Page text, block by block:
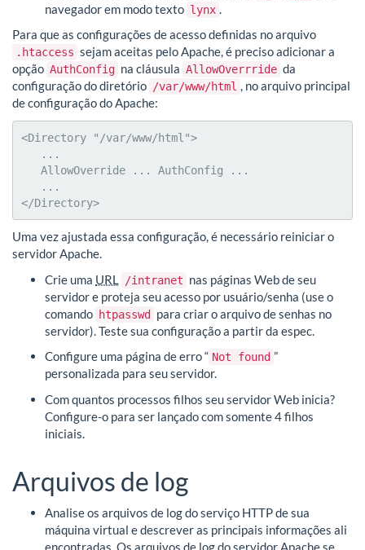
navegador em modo texto lynx .
Para que as configurações de acesso definidas no arquivo
.htaccess sejam aceitas pelo Apache, é preciso adicionar a
opção AuthConfig na cláusula AllowOverrride da
configuração do diretório /var/www/html , no arquivo principal
de configuração do Apache:
<Directory "/var/www/html">
</Directory>
Uma vez ajustada essa configuração, é necessário reiniciar o
servidor Apache.
Crie uma URL /intranet nas páginas Web de seu
servidor e proteja seu acesso por usuário/senha (use o
comando htpasswd
para criar o arquivo de senhas no
servidor). Teste sua configuração a partir da espec.
Configure uma página de erro “ Not found ”
personalizada para seu servidor.
Com quantos processos filhos seu servidor Web inicia?
Configure-o para ser lançado com somente 4 filhos
iniciais.
Arquivos de log
Analise os arquivos de log do serviço HTTP de sua
máquina virtual e descrever as principais informações ali
encontradas. Os arquivos de log do servidor Apache se